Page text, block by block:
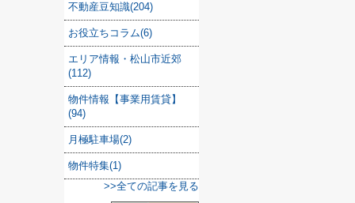
不動産豆知識(204)
お役立ちコラム(6)
エリア情報・松山市近郊
(112)
物件情報【事業用賃貸】
(94)
月極駐車場(2)
物件特集(1)
>>全ての記事を見る